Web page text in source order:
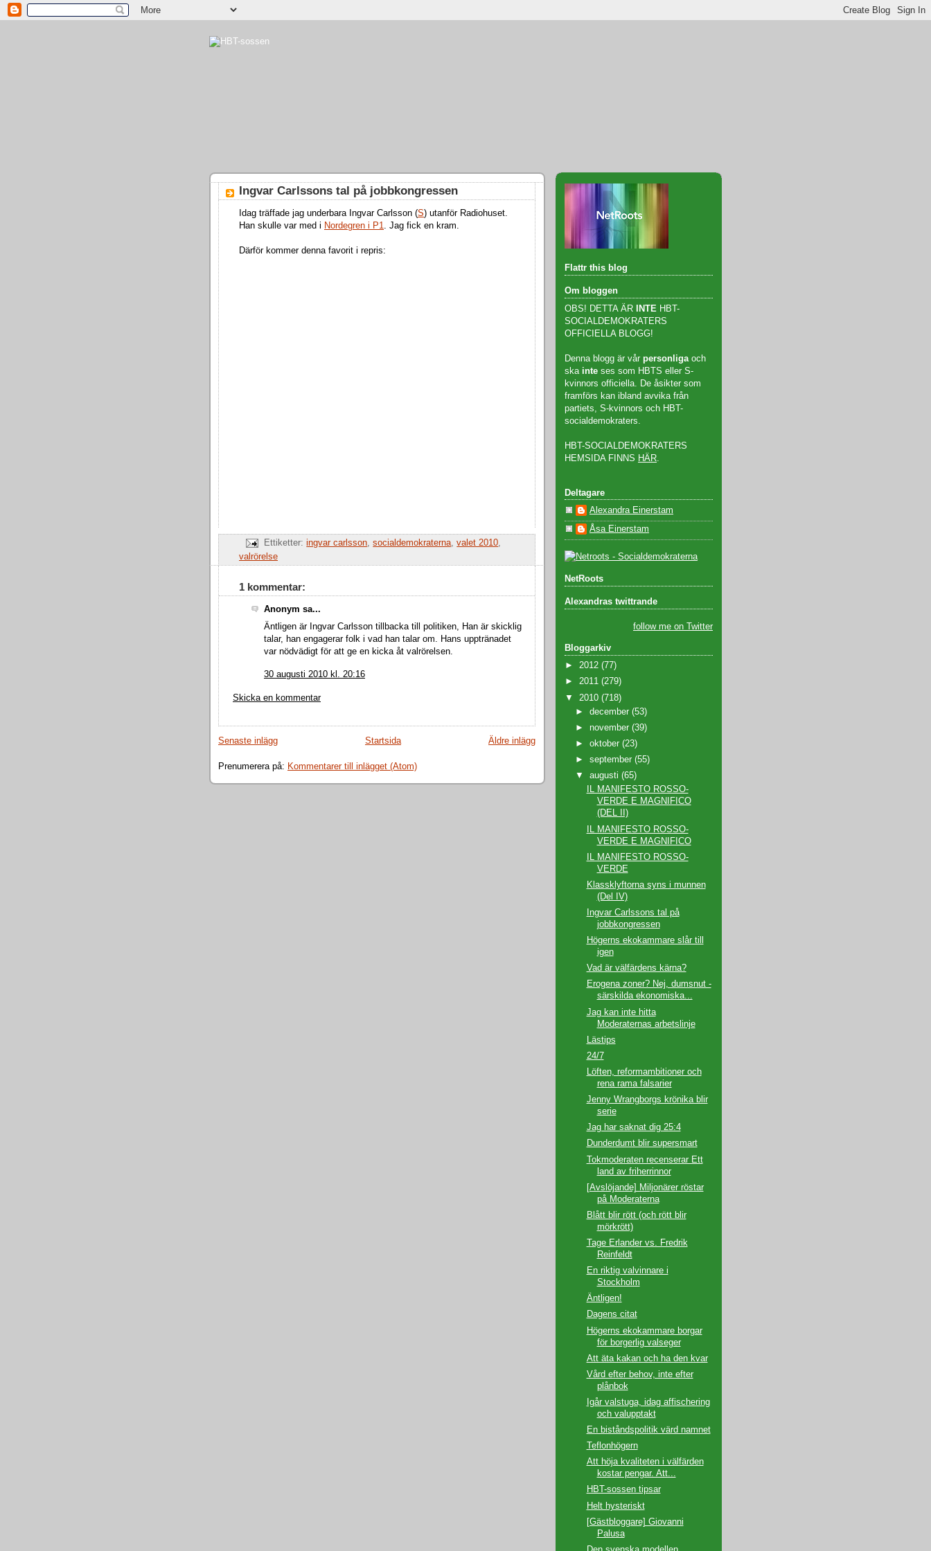
Ingvar Carlssons tal på jobbkongressen
Idag träffade jag underbara Ingvar Carlsson (S) utanför Radiohuset.
Han skulle var med i Nordegren i P1 . Jag fick en kram.
Därför kommer denna favorit i repris:
Ettiketter:ingvar carlsson,socialdemokraterna,valet 2010,
valrörelse
1 kommentar:
Anonym sa...
Äntligen är Ingvar Carlsson tillbacka till politiken, Han är skicklig
talar, han engagerar folk i vad han talar om. Hans upptränadet
var nödvädigt för att ge en kicka åt valrörelsen.
30 augusti 2010 kl. 20:16
Skicka en kommentar
Senaste inlägg Äldre inlägg
Startsida
Prenumerera på: Kommentarer till inlägget (Atom)
Flattr this blog
Om bloggen
OBS! DETTA ÄR
INTE HBT-
SOCIALDEMOKRATERS
OFFICIELLA BLOGG!
Denna blogg är vår personligaoch
skainte ses som HBTS eller S-
kvinnors officiella. De åsikter som
framförs kan ibland avvika från
partiets, S-kvinnors och HBT-
socialdemokraters.
HBT-SOCIALDEMOKRATERS
HEMSIDA FINNS HÄR.
Deltagare
Alexandra Einerstam
Åsa Einerstam
NetRoots
Alexandras twittrande
follow me on Twitter
Bloggarkiv
► 2012 (77)
► 2011 (279)
▼ 2010 (718)
►december(53)
► november(39)
►oktober(23)
►september(55)
▼augusti(65)
IL MANIFESTO ROSSO-
VERDE E MAGNIFICO
(DEL II)
IL MANIFESTO ROSSO-
VERDE E MAGNIFICO
IL MANIFESTO ROSSO-
VERDE
Klassklyftorna syns i munnen
(Del IV)
Ingvar Carlssons tal på
jobbkongressen
Högerns ekokammare slår till
igen
Vad är välfärdens kärna?
Erogena zoner? Nej, dumsnut -
särskilda ekonomiska...
Jag kan inte hitta
Moderaternas arbetslinje
Lästips
24/7
Löften, reformambitioner och
rena rama falsarier
Jenny Wrangborgs krönika blir
serie
Jag har saknat dig 25:4
Dunderdumt blir supersmart
Tokmoderaten recenserar Ett
land av friherrinnor
[Avslöjande] Miljonärer röstar
på Moderaterna
Blått blir rött (och rött blir
mörkrött)
Tage Erlander vs. Fredrik
Reinfeldt
En riktig valvinnare i
Stockholm
Äntligen!
Dagens citat
Högerns ekokammare borgar
för borgerlig valseger
Att äta kakan och ha den kvar
Vård efter behov, inte efter
plånbok
Igår valstuga, idag affischering
och valupptakt
En biståndspolitik värd namnet
Teflonhögern
Att höja kvaliteten i välfärden
kostar pengar. Att...
HBT-sossen tipsar
Helt hysteriskt
[Gästbloggare] Giovanni
Palusa